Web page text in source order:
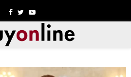
Facebook
TwitterYoutube